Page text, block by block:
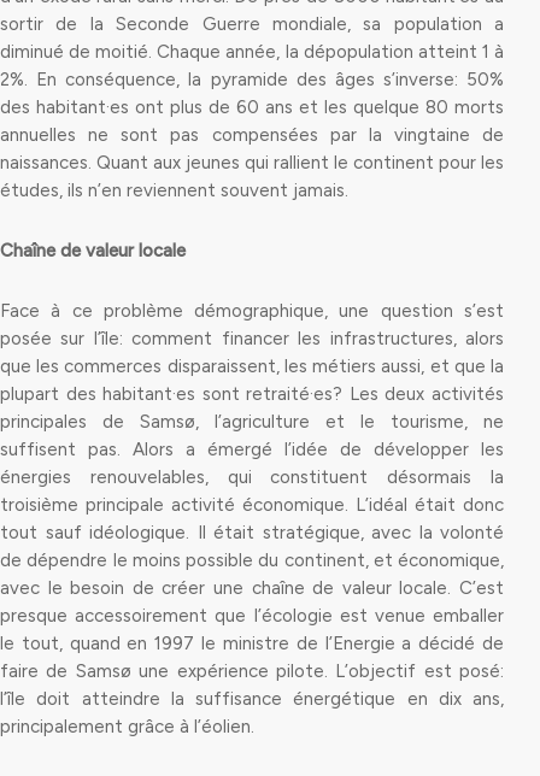
sortir de la Seconde Guerre mondiale, sa population a
diminué de moitié. Chaque année, la dépopulation atteint 1 à
2%. En conséquence, la pyramide des âges s’inverse: 50%
des habitant·es ont plus de 60 ans et les quelque 80 morts
annuelles ne sont pas compensées par la vingtaine de
naissances. Quant aux jeunes qui rallient le continent pour les
études, ils n’en reviennent souvent jamais.
Chaîne de valeur locale
Face à ce problème démographique, une question s’est
posée sur l’île: comment financer les infrastructures, alors
que les commerces disparaissent, les métiers aussi, et que la
plupart des habitant·es sont retraité·es? Les deux activités
principales de Samsø, l’agriculture et le tourisme, ne
suffisent pas. Alors a émergé l’idée de développer les
énergies renouvelables, qui constituent désormais la
troisième principale activité économique. L’idéal était donc
tout sauf idéologique. Il était stratégique, avec la volonté
de dépendre le moins possible du continent, et économique,
avec le besoin de créer une chaîne de valeur locale. C’est
presque accessoirement que l’écologie est venue emballer
le tout, quand en 1997 le ministre de l’Energie a décidé de
faire de Samsø une expérience pilote. L’objectif est posé:
l’île doit atteindre la suffisance énergétique en dix ans,
principalement grâce à l’éolien.